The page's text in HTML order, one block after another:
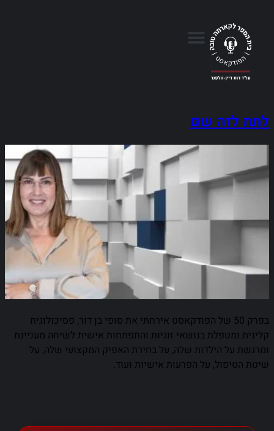
לתת לזה שם
‎בפרק 50 של הפודקאסט אירחתי את סופי בן דור, פסיכולוגית
קלינית ומטפלת בנושאי זוגיות והתפתחות אישית לשיחה מעניינת
ומרגשת על הילדות שלה, על בחירת האפיק המקצועי שלה, על
שיטת הטיפול, על הפרעות אישיות ועוד.